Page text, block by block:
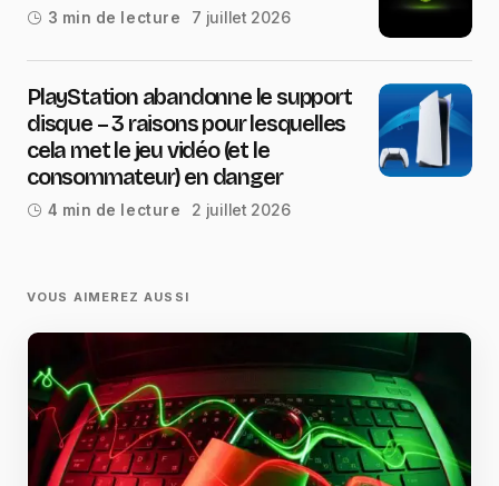
3 min de lecture 7 juillet 2026
PlayStation abandonne le support
disque – 3 raisons pour lesquelles
cela met le jeu vidéo (et le
consommateur) en danger
4 min de lecture 2 juillet 2026
VOUS AIMEREZ AUSSI